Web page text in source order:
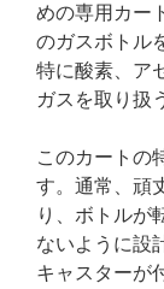
めの専用カー
のガスボトル
特に酸素、ア
ガスを取り扱
このカートの
す。通常、頑
り、ボトルが
ないように設
キャスターが